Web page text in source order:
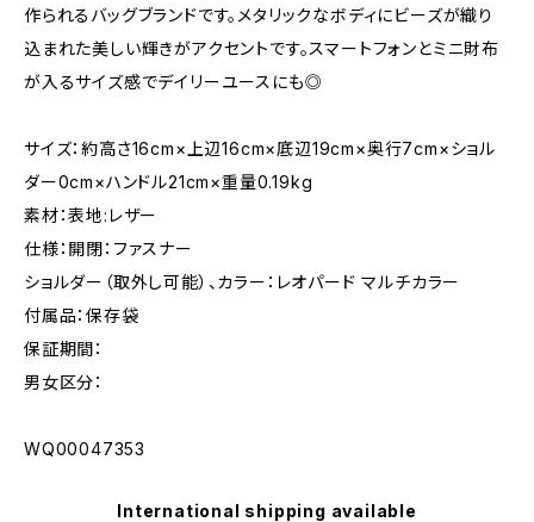
作られるバッグブランドです。メタリックなボディにビーズが織り
込まれた美しい輝きがアクセントです。スマートフォンとミニ財布
が入るサイズ感でデイリーユースにも◎
サイズ：約高さ16cm×上辺16cm×底辺19cm×奥行7cm×ショル
ダー0cm×ハンドル21cm×重量0.19kg
素材：表地:レザー
仕様：開閉：ファスナー
ショルダー（取外し可能）、カラー：レオパード マルチカラー
付属品：保存袋
保証期間：
男女区分：
WQ00047353
International shipping available